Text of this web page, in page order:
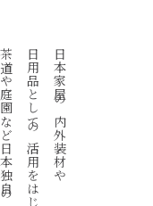
日本家屋の内外装材や
日用品としての活用をはじめ、